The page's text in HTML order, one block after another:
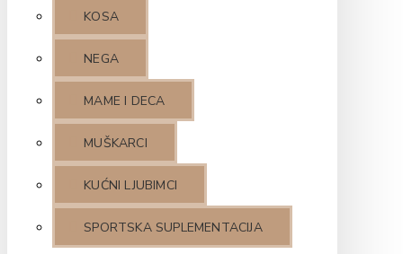
KOSA
NEGA
MAME I DECA
MUŠKARCI
KUĆNI LJUBIMCI
SPORTSKA SUPLEMENTACIJA